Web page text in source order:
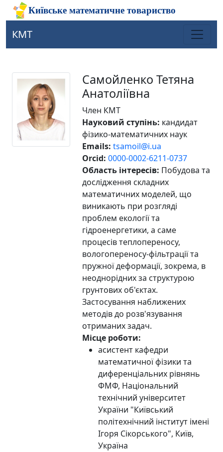
КМТ
Самойленко Тетяна
Анатоліївна
Член КМТ
Науковий ступінь: кандидат
фізико-математичних наук
Emails: tsamoil@i.ua
Orcid: 0000-0002-6211-0737
Область інтересів: Побудова та
дослідження складних
математичних моделей, що
виникають при розгляді
проблем екології та
гідроенергетики, а саме
процесів теплопереносу,
вологопереносу-фільтрації та
пружної деформації, зокрема, в
неоднорідних за структурою
грунтових об'єктах.
Застосування наближених
методів до розв'язування
отриманих задач.
Місце роботи:
асистент кафедри
математичної фізики та
диференціальних рівнянь
ФМФ, Національний
технічний університет
України "Київський
політехнічний інститут імені
Ігоря Сікорського", Київ,
Україна